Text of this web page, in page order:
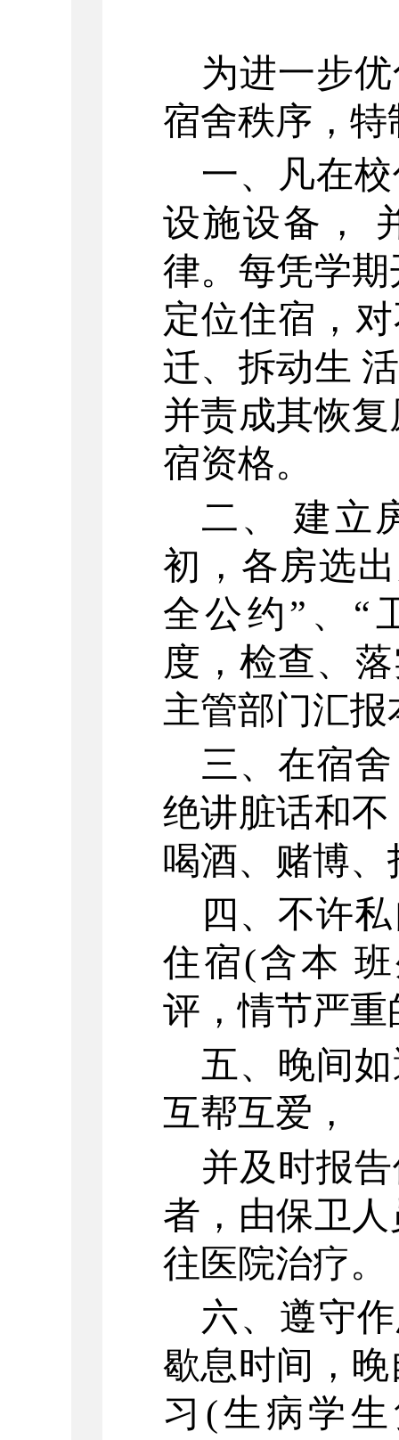
为进一步
宿舍秩序，
一、
凡在
设施设备，
律。每凭学
定位住宿，
迁、拆动生
并责成其恢
宿资格。
二、
建立
初，各房选
全公约”、“
度，检查、
主管部门汇
三、在宿
绝讲脏话和不
喝酒、赌博
四、不许
住宿(含本
评，情节严
五、晚间
互帮互爱，
并及时报
者，由保卫人
往医院治疗。
六、遵守
歇息时间，
习(生病学